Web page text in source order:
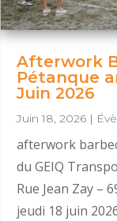
Afterwork
Pétanque
Juin 2026
Juin 18, 2026|
afterwork
du GEIQ
Rue Jean Zay –
jeudi 18 juin